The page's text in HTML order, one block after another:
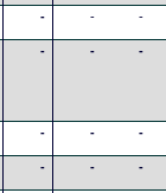
- - -
- - -
- - -
- - -